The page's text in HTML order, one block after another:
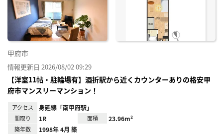
甲府市
情報更新日 2026/08/02 09:29
【洋室11帖・駐輪場有】酒折駅から近くカウンターありの格安甲
府市マンスリーマンション！
アクセス 身延線「南甲府駅」
間取り 1R 面積 23.96m²
築年数 1998年 4月 築